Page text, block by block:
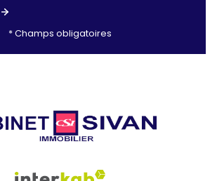
* Champs obligatoires